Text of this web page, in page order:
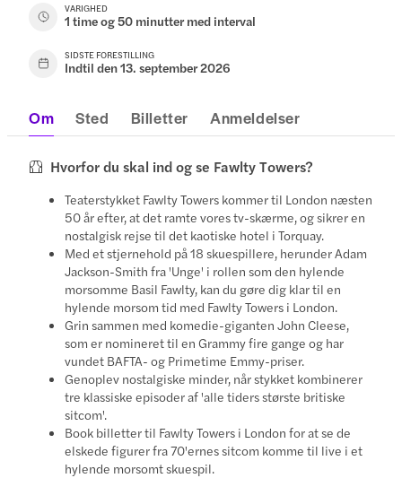
VARIGHED
1 time og 50 minutter med interval
SIDSTE FORESTILLING
Indtil den 13. september 2026
Om Sted Billetter Anmeldelser
Hvorfor du skal ind og se Fawlty Towers?
Teaterstykket Fawlty Towers kommer til London næsten
50 år efter, at det ramte vores tv-skærme, og sikrer en
nostalgisk rejse til det kaotiske hotel i Torquay.
Med et stjernehold på 18 skuespillere, herunder Adam
Jackson-Smith fra 'Unge' i rollen som den hylende
morsomme Basil Fawlty, kan du gøre dig klar til en
hylende morsom tid med Fawlty Towers i London.
Grin sammen med komedie-giganten John Cleese,
som er nomineret til en Grammy fire gange og har
vundet BAFTA- og Primetime Emmy-priser.
Genoplev nostalgiske minder, når stykket kombinerer
tre klassiske episoder af 'alle tiders største britiske
sitcom'.
Book billetter til Fawlty Towers i London for at se de
elskede figurer fra 70'ernes sitcom komme til live i et
hylende morsomt skuespil.